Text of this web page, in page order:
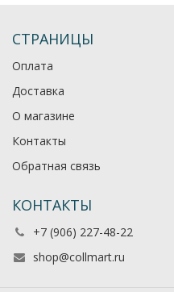
СТРАНИЦЫ
Оплата
Доставка
О магазине
Контакты
Обратная связь
КОНТАКТЫ
+7 (906) 227-48-22
shop@collmart.ru